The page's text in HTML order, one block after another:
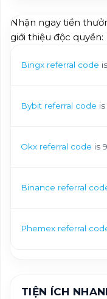
Nhận ngay tiền
giới thiệu độc quyền:
Bingx referral code
Bybit referral code
Okx referral code is
Binance referral
Phemex referral
TIỆN ÍCH